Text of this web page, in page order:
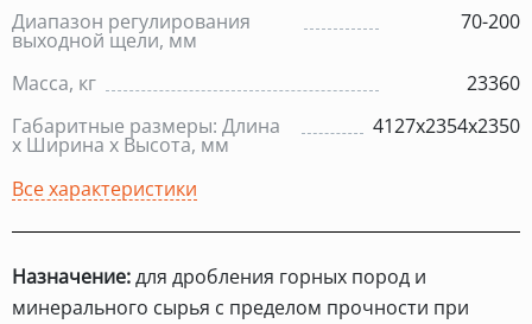
Диапазон регулирования
выходной щели, мм
70-200
Масса, кг
23360
Габаритные размеры: Длина
х Ширина х Высота, мм
4127х2354х2350
Все характеристики
Назначение:для дробления горных пород и
минерального сырья с пределом прочности при